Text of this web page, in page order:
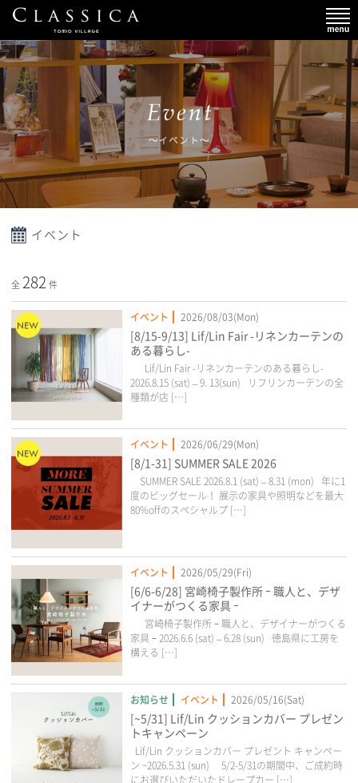
イベント
全 282件
イベント 2026/08/03(Mon)
[8/15-9/13] Lif/Lin Fair -リネンカーテンの
ある暮らし-
Lif/Lin Fair -リネンカーテンのある暮らし-
2026.8.15 (sat) – 9. 13(sun) リフリンカーテンの全
種類が店 […]
イベント 2026/06/29(Mon)
[8/1-31] SUMMER SALE 2026
SUMMER SALE 2026.8.1 (sat) – 8.31 (mon) 年に1
度のビッグセール！ 展示の家具や照明などを最大
80%offのスペシャルプ […]
イベント 2026/05/29(Fri)
[6/6-6/28] 宮崎椅子製作所 ｰ 職人と、デザ
イナーがつくる家具 ｰ
宮崎椅子製作所 ｰ 職人と、デザイナーがつくる
家具 ｰ 2026.6.6 (sat) – 6.28 (sun) 徳島県に工房を
構える […]
お知らせ イベント 2026/05/16(Sat)
[~5/31] Lif/Lin クッションカバー プレゼン
トキャンペーン
Lif/Lin クッションカバー プレゼント キャンペー
ン ~2026.5.31 (sun) 5/2-5/31の期間中、ご成約時